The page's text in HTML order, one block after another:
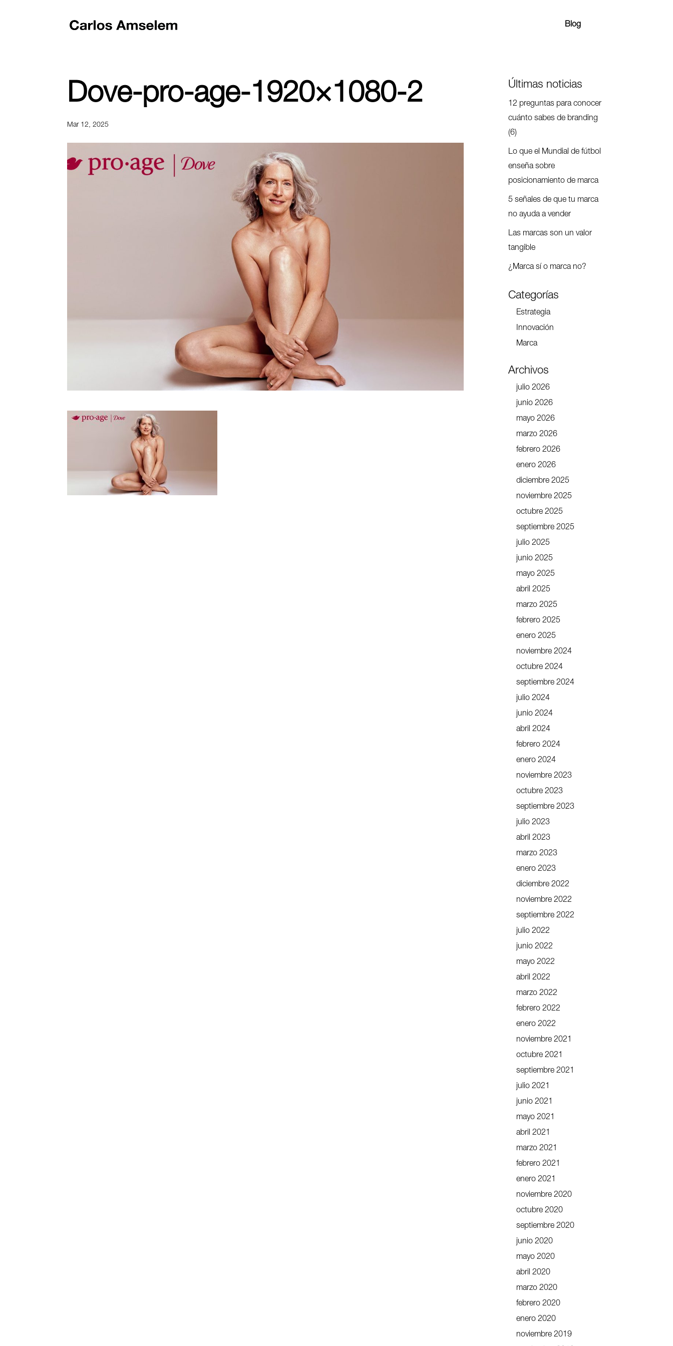
Blog
Dove-pro-age-1920×1080-2
Mar 12, 2025
Últimas noticias
12 preguntas para conocer
cuánto sabes de branding
(6)
Lo que el Mundial de fútbol
enseña sobre
posicionamiento de marca
5 señales de que tu marca
no ayuda a vender
Las marcas son un valor
tangible
¿Marca sí o marca no?
Categorías
Estrategia
Innovación
Marca
Archivos
julio 2026
junio 2026
mayo 2026
marzo 2026
febrero 2026
enero 2026
diciembre 2025
noviembre 2025
octubre 2025
septiembre 2025
julio 2025
junio 2025
mayo 2025
abril 2025
marzo 2025
febrero 2025
enero 2025
noviembre 2024
octubre 2024
septiembre 2024
julio 2024
junio 2024
abril 2024
febrero 2024
enero 2024
noviembre 2023
octubre 2023
septiembre 2023
julio 2023
abril 2023
marzo 2023
enero 2023
diciembre 2022
noviembre 2022
septiembre 2022
julio 2022
junio 2022
mayo 2022
abril 2022
marzo 2022
febrero 2022
enero 2022
noviembre 2021
octubre 2021
septiembre 2021
julio 2021
junio 2021
mayo 2021
abril 2021
marzo 2021
febrero 2021
enero 2021
noviembre 2020
octubre 2020
septiembre 2020
junio 2020
mayo 2020
abril 2020
marzo 2020
febrero 2020
enero 2020
noviembre 2019